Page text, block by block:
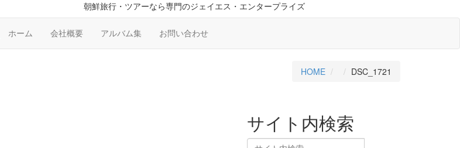
朝鮮旅行・ツアーなら専門のジェイエス・エンタープライズ
ホーム 会社概要 アルバム集 お問い合わせ
HOME DSC_1721
サイト内検索